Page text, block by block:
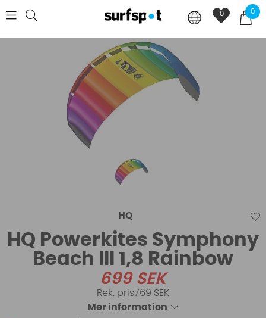
0
0
HQ
HQ Powerkites Symphony
Beach III 1,8 Rainbow
699SEK
769 SEK
Mer information